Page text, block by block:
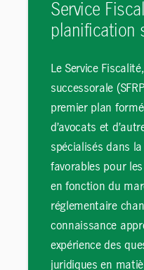
Service
planification
Le Service
successorale
premier plan
d’avocats et
spécialisés dans la
favorables pour
en fonction du
réglementaire
connaissance
expérience des
juridiques en